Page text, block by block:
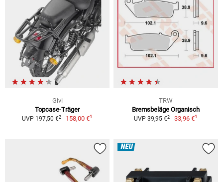
Givi
Topcase-Träger
UVP 197,50 €2 158,00 €1
TRW
Bremsbeläge Organisch
UVP 39,95 €2 33,96 €1
NEU